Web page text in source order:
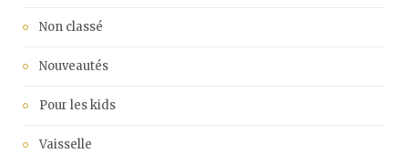
Non classé
Nouveautés
Pour les kids
Vaisselle